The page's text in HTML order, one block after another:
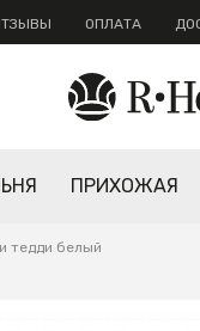
ОПЛАТА
ПРИХОЖАЯ
тедди белый